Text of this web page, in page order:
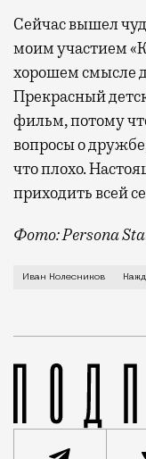
Сейчас вышел
моим участием
хорошем смысле
Прекрасный
фильм, потому
вопросы о
что плохо.
приходить всей
Фото: Persona
О детстве на
Иван Колесников